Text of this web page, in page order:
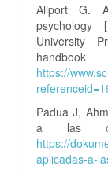
Allport G.
psychology
University
https://
Padua J,
a las
https://
aplicadas-a-